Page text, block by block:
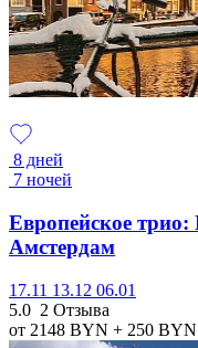
8 дней
7 ночей
Европейское
Амстердам
17.11 13.12 06.01
5.0 2 Отзыва
от 2148 BYN + 250 BYN